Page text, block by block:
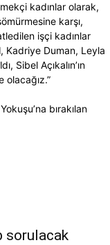
kadınlar olarak,
karşı,
işçi kadınlar
Kadriye Duman, Leyla
Sibel Açıkalın’ın
olacağız.”
bırakılan
sorulacak